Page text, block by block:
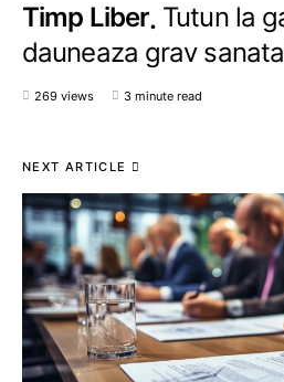
Timp Liber Tutun la
dauneaza grav
269 views 3 minute read
NEXT ARTICLE